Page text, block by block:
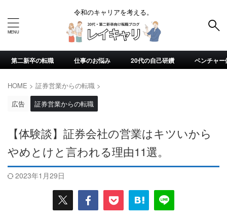
令和のキャリアを考える。
第二新卒の転職 仕事のお悩み 20代の自己研鑽 ベンチャー
HOME > 証券営業からの転職 >
広告
証券営業からの転職
【体験談】証券会社の営業はキツいから
やめとけと言われる理由11選。
2023年1月29日